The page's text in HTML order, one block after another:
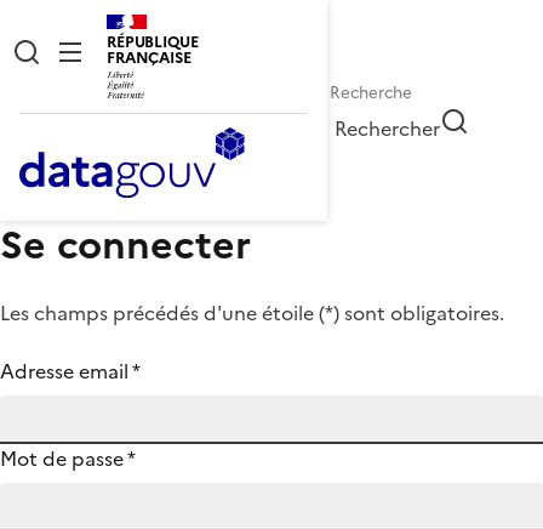
RÉPUBLIQUE
FRANÇAISE
Rechercher
Se connecter
Les champs précédés d'une étoile (*) sont obligatoires.
Adresse email*
Mot de passe*